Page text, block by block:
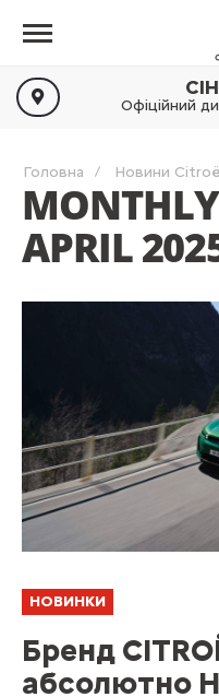
Офіційний
Головна Новини
APRIL
НОВИНКИ
Бренд
абсолютно